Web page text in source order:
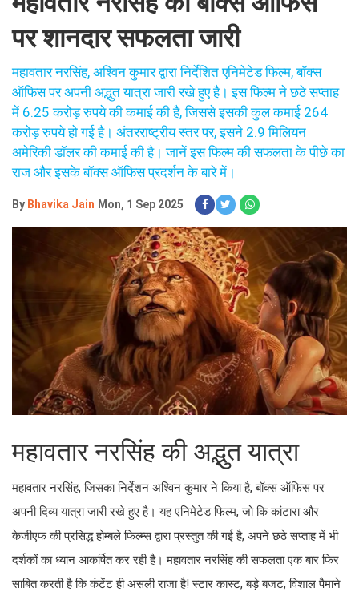
पर शानदार सफलता जारी
महावतार नरसिंह, अश्विन कुमार द्वारा निर्देशित एनिमेटेड फिल्म, बॉक्स
ऑफिस पर अपनी अद्भुत यात्रा जारी रखे हुए है। इस फिल्म ने छठे सप्ताह
में 6.25 करोड़ रुपये की कमाई की है, जिससे इसकी कुल कमाई 264
करोड़ रुपये हो गई है। अंतरराष्ट्रीय स्तर पर, इसने 2.9 मिलियन
अमेरिकी डॉलर की कमाई की है। जानें इस फिल्म की सफलता के पीछे का
राज और इसके बॉक्स ऑफिस प्रदर्शन के बारे में।
By Bhavika Jain Mon, 1 Sep 2025
महावतार नरसिंह की अद्भुत यात्रा
महावतार नरसिंह, जिसका निर्देशन अश्विन कुमार ने किया है, बॉक्स ऑफिस पर
अपनी दिव्य यात्रा जारी रखे हुए है। यह एनिमेटेड फिल्म, जो कि कांटारा और
केजीएफ की प्रसिद्ध होम्बले फिल्म्स द्वारा प्रस्तुत की गई है, अपने छठे सप्ताह में भी
दर्शकों का ध्यान आकर्षित कर रही है। महावतार नरसिंह की सफलता एक बार फिर
साबित करती है कि कंटेंट ही असली राजा है! स्टार कास्ट, बड़े बजट, विशाल पैमाने